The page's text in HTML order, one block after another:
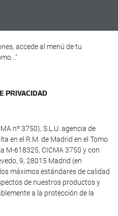
accede al menú de tu
PRIVACIDAD
nº 3750), S.L.U. agencia de
en el R.M. de Madrid en el Tomo
M-618325, CICMA 3750 y con
9, 28015 Madrid (en
máximos estándares de calidad
de nuestros productos y
a la protección de la